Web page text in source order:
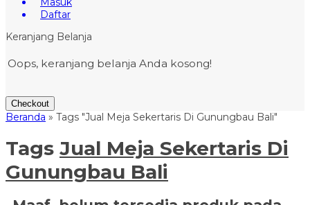
Daftar
Keranjang Belanja
Oops, keranjang belanja Anda kosong!
Checkout
Beranda » Tags "Jual Meja Sekertaris Di Gunungbau Bali"
Tags Jual Meja Sekertaris Di
Gunungbau Bali